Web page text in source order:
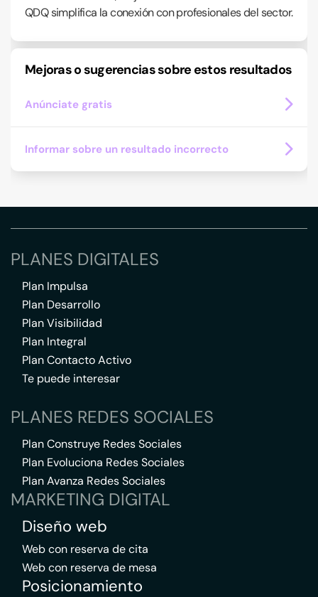
QDQ simplifica la conexión con profesionales del sector.
Mejoras o sugerencias sobre estos resultados
Anúnciate gratis
Informar sobre un resultado incorrecto
PLANES DIGITALES
Plan Impulsa
Plan Desarrollo
Plan Visibilidad
Plan Integral
Plan Contacto Activo
Te puede interesar
PLANES REDES SOCIALES
Plan Construye Redes Sociales
Plan Evoluciona Redes Sociales
Plan Avanza Redes Sociales
MARKETING DIGITAL
Diseño web
Web con reserva de cita
Web con reserva de mesa
Posicionamiento